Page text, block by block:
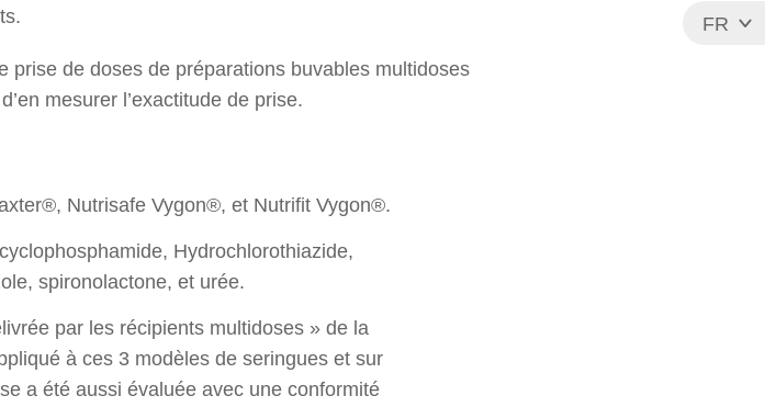
FR
prise de doses de préparations buvables multidoses
mesurer l’exactitude de prise.
Nutrisafe Vygon®, et Nutrifit Vygon®.
Hydrochlorothiazide,
spironolactone, et urée.
par les récipients multidoses » de la
à ces 3 modèles de seringues et sur
a été aussi évaluée avec une conformité